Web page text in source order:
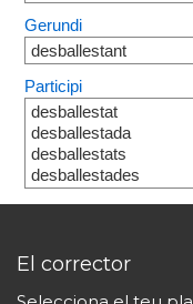
Gerundi
desballestant
Participi
desballestat
desballestada
desballestats
desballestades
El corrector